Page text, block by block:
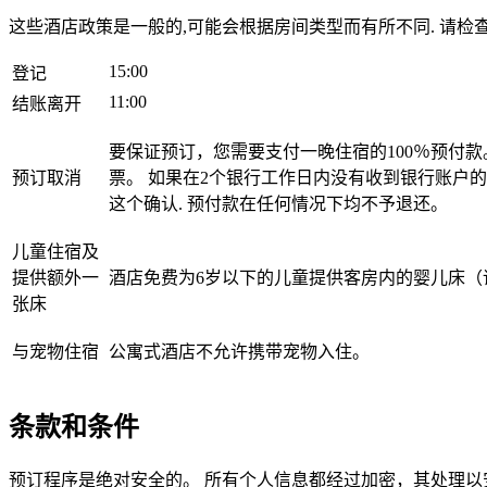
这些酒店政策是一般的,可能会根据房间类型而有所不同. 请检
登记
15:00
结账离开
11:00
预订取消
要保证预订，您需要支付一晚住宿的100％预付
票。 如果在2个银行工作日内没有收到银行账户
这个确认. 预付款在任何情况下均不予退还。
儿童住宿及
提供额外一
张床
酒店免费为6岁以下的儿童提供客房内的婴儿床
与宠物住宿 公寓式酒店不允许携带宠物入住。
条款和条件
预订程序是绝对安全的。 所有个人信息都经过加密，其处理